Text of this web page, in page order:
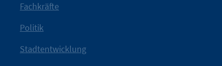
Nach einer aufmerksamkeitsstarken Teaserphase geht die
Kampagne der IHK Berlin in die nächste Stufe. Mit
IHK?“wurde bewusst Neugier geweckt und Gespräche
Fachkräfte
Politik
Stadtentwicklung